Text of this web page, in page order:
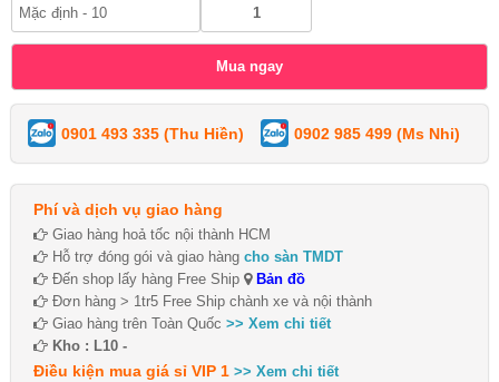
0901 493 335 (Thu Hiền) 0902 985 499 (Ms Nhi)
Phí và dịch vụ giao hàng
Giao hàng hoả tốc nội thành HCM
Hỗ trợ đóng gói và giao hàng cho sàn TMDT
Đến shop lấy hàng Free Ship
Bản đồ
Đơn hàng > 1tr5 Free Ship chành xe và nội thành
Giao hàng trên Toàn Quốc >> Xem chi tiết
Kho : L10 -
Điều kiện mua giá sỉ VIP 1 >> Xem chi tiết